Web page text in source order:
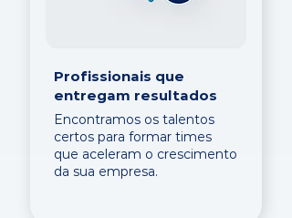
Profissionais que
entregam resultados
Encontramos os talentos
certos para formar times
que aceleram o crescimento
da sua empresa.